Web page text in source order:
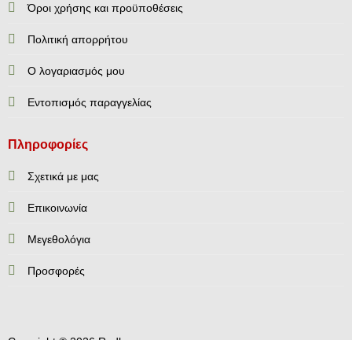
Όροι χρήσης και προϋποθέσεις
Πολιτική απορρήτου
Ο λογαριασμός μου
Εντοπισμός παραγγελίας
Πληροφορίες
Σχετικά με μας
Επικοινωνία
Mεγεθολόγια
Προσφορές